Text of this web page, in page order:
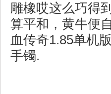
雕橡哎这么巧得
算平和，黄牛便
血传奇1.85单机
手镯.